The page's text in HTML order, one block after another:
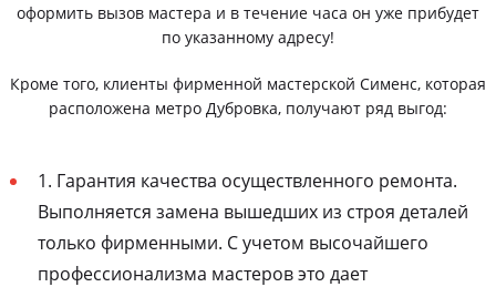
оформить вызов мастера и в течение часа он уже прибудет
по указанному адресу!
Кроме того, клиенты фирменной мастерской Сименс, которая
расположена метро Дубровка, получают ряд выгод:
1. Гарантия качества осуществленного ремонта.
Выполняется замена вышедших из строя деталей
только фирменными. С учетом высочайшего
профессионализма мастеров это дает